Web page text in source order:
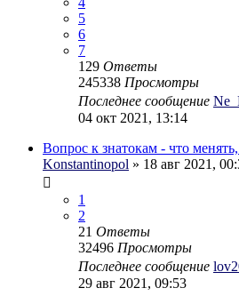
5
6
7
129 Ответы
245338 Просмотры
Последнее сообщение
04 окт 2021, 13:14
Вопрос к знатокам - что
Konstantinopol » 18 авг 2021,
1
2
21 Ответы
32496 Просмотры
Последнее сообщение
29 авг 2021, 09:53